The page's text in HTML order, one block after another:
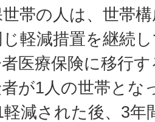
帯の人は、世帯
軽減措置を継続
医療保険に移行
が1人の世帯とな
軽減された後、3年